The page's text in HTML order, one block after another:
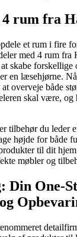
4 rum fra
et rum i fire
med 4 rum
skabe forskellige
en læsehjørne.
overveje både
skal være, og
tilbehør du leder
højde for både
til dit
møbler og
Din One-